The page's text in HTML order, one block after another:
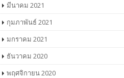
มีนาคม 2021
กุมภาพันธ์ 2021
มกราคม 2021
ธันวาคม 2020
พฤศจิกายน 2020